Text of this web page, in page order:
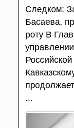
Следком:
Басаева,
роту В
...